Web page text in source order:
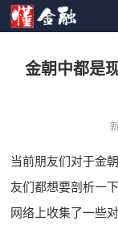
金朝中都是
当前朋友们对于金
友们都想要剖析一
网络上收集了一些